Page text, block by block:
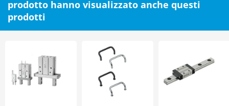
prodotto hanno visualizzato anche questi
prodotti